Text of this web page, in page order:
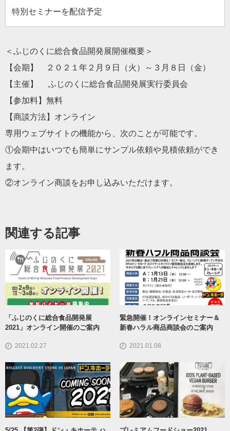
特別セミナーを配信予定
＜ふじのくに総合食品開発展開催概要＞
【会期】 ２０２１年２月９日（火）～３月８日（金）
【主催】 ふじのくに総合食品開発展実行委員会
【参加料】無料
【商談方法】オンライン
専用ウェブサイトの機能から、次のことが可能です。
①会期中はいつでも簡単にサンプル依頼や見積依頼ができ
ます。
②オンライン商談をお申し込みいただけます。
関連する記事
「ふじのくに総合食品開発展
2021」オンライン開催のご案内
2021.02.27
緊急開催！オンラインセミナー＆
新春ハラル商品商談会のご案内
2021.01.08